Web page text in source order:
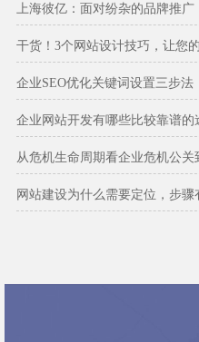
上海彼亿：面对纷杂的品牌推
干货！3个网站设计技巧，让您
企业SEO优化关键词设置三步法
企业网站开发有哪些比较靠谱的
从危机生命周期看企业危机公关
网站建设为什么需要定位，步骤